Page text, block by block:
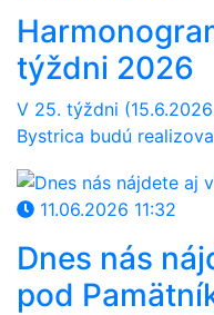
týždni 2026
V 25. týždni (15.6.2026
Bystrica budú
11.06.2026 11:32
Dnes nás
pod